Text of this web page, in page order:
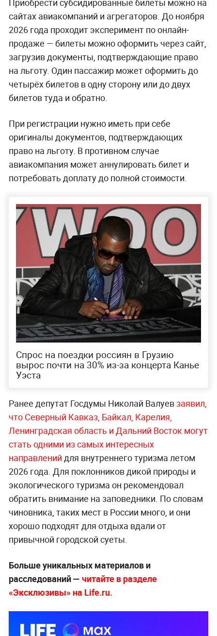
Приобрести субсидированные билеты можно на
сайтах авиакомпаний и агрегаторов. До ноября
2026 года проходит эксперимент по онлайн-
продаже — билеты можно оформить через сайт,
загрузив документы, подтверждающие право
на льготу. Один пассажир может оформить до
четырёх билетов в одну сторону или до двух
билетов туда и обратно.
При регистрации нужно иметь при себе
оригиналы документов, подтверждающих
право на льготу. В противном случае
авиакомпания может аннулировать билет и
потребовать доплату до полной стоимости.
Спрос на поездки россиян в Грузию
вырос почти на 30% из-за концерта Канье
Уэста
Ранее депутат Госдумы Николай Валуевзаявил,
что Северный Кавказ, Байкал, Карелия,
Ленинградская область и Дальний Восток могут
стать одними из самых интересных
направлений для внутреннего туризма летом
2026 года. Для поклонников дикой природы и
экологического туризма он рекомендовал
обратить внимание на заповедники. По словам
чиновника, таких мест в России много, и они
хорошо подходят для отдыха вдали от
привычной городской суеты.
Больше уникальных материалов и
расследований — читайте в разделе
«Эксклюзивы» на Life.ru.